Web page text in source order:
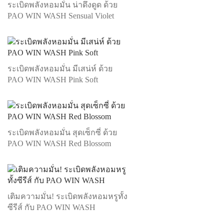
ระเบิดพลังหอมมั่น น่าดึงดูด ด้วย
PAO WIN WASH Sensual Violet
ระเบิดพลังหอมมั่น มีเสน่ห์ ด้วย
PAO WIN WASH Pink Soft
ระเบิดพลังหอมมั่น สุดเซ็กซี่ ด้วย
PAO WIN WASH Red Blossom
เติมความมั่น! ระเบิดพลังหอมหรูทั้ง
ซีรีส์ กับ PAO WIN WASH